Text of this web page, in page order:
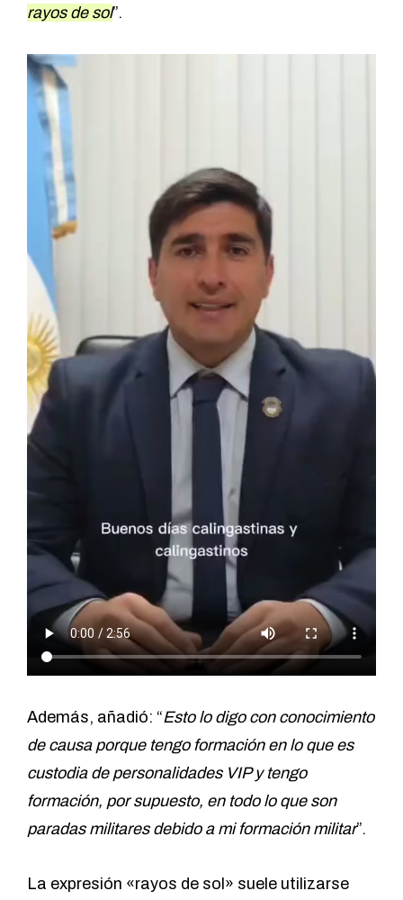
rayos de sol”.
Además, añadió: “Esto lo digo con conocimiento
de causa porque tengo formación en lo que es
custodia de personalidades VIP y tengo
formación, por supuesto, en todo lo que son
paradas militares debido a mi formación militar”.
La expresión «rayos de sol» suele utilizarse